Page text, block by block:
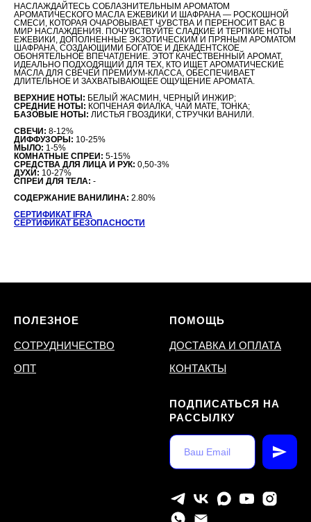
НАСЛАЖДАЙТЕСЬ СОБЛАЗНИТЕЛЬНЫМ АРОМАТОМ
АРОМАТИЧЕСКОГО МАСЛА ЕЖЕВИКИ И ШАФРАНА — РОСКОШНОЙ
СМЕСИ, КОТОРАЯ ОЧАРОВЫВАЕТ ЧУВСТВА И ПЕРЕНОСИТ ВАС В
МИР НАСЛАЖДЕНИЯ. ПОЧУВСТВУЙТЕ СЛАДКИЕ И ТЕРПКИЕ НОТЫ
ЕЖЕВИКИ, ДОПОЛНЕННЫЕ ЭКЗОТИЧЕСКИМ И ПРЯНЫМ АРОМАТОМ
ШАФРАНА, СОЗДАЮЩИМИ БОГАТОЕ И ДЕКАДЕНТСКОЕ
ОБОНЯТЕЛЬНОЕ ВПЕЧАТЛЕНИЕ. ЭТОТ КАЧЕСТВЕННЫЙ АРОМАТ,
ИДЕАЛЬНО ПОДХОДЯЩИЙ ДЛЯ ТЕХ, КТО ИЩЕТ АРОМАТИЧЕСКИЕ
МАСЛА ДЛЯ СВЕЧЕЙ ПРЕМИУМ-КЛАССА, ОБЕСПЕЧИВАЕТ
ДЛИТЕЛЬНОЕ И ЗАХВАТЫВАЮЩЕЕ ОЩУЩЕНИЕ АРОМАТА.
ВЕРХНИЕ НОТЫ: БЕЛЫЙ ЖАСМИН, ЧЕРНЫЙ ИНЖИР;
СРЕДНИЕ НОТЫ: КОПЧЕНАЯ ФИАЛКА, ЧАЙ МАТЕ, ТОНКА;
БАЗОВЫЕ НОТЫ: ЛИСТЬЯ ГВОЗДИКИ, СТРУЧКИ ВАНИЛИ.
СВЕЧИ: 8-12%
ДИФФУЗОРЫ: 10-25%
МЫЛО: 1-5%
КОМНАТНЫЕ СПРЕИ: 5-15%
СРЕДСТВА ДЛЯ ЛИЦА И РУК: 0,50-3%
ДУХИ: 10-27%
СПРЕИ ДЛЯ ТЕЛА: -
СОДЕРЖАНИЕ ВАНИЛИНА: 2.80%
СЕРТИФИКАТ IFRA
СЕРТИФИКАТ БЕЗОПАСНОСТИ
ПОЛЕЗНОЕ
СОТРУДНИЧЕСТВО
ОПТ
ПОМОЩЬ
ДОСТАВКА И ОПЛАТА
КОНТАКТЫ
ПОДПИСАТЬСЯ НА
РАССЫЛКУ